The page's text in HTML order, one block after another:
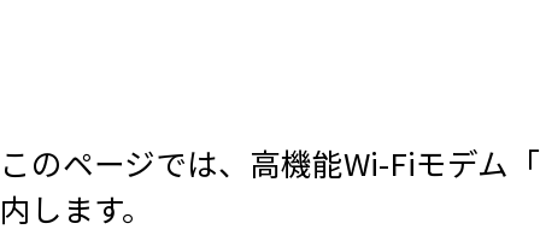
このページでは、高機能Wi-Fiモデム
内します。